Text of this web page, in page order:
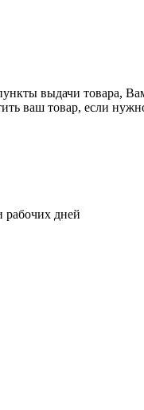
выдачи товара,
ваш товар, если
рабочих дней